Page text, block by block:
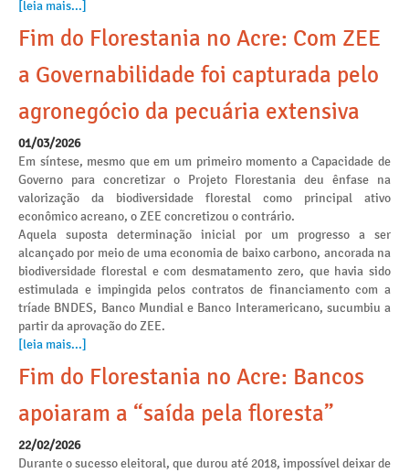
[leia mais...]
Fim do Florestania no Acre: Com ZEE
a Governabilidade foi capturada pelo
agronegócio da pecuária extensiva
01/03/2026
Em síntese, mesmo que em um primeiro momento a Capacidade de
Governo para concretizar o Projeto Florestania deu ênfase na
valorização da biodiversidade florestal como principal ativo
econômico acreano, o ZEE concretizou o contrário.
Aquela suposta determinação inicial por um progresso a ser
alcançado por meio de uma economia de baixo carbono, ancorada na
biodiversidade florestal e com desmatamento zero, que havia sido
estimulada e impingida pelos contratos de financiamento com a
tríade BNDES, Banco Mundial e Banco Interamericano, sucumbiu a
partir da aprovação do ZEE.
[leia mais...]
Fim do Florestania no Acre: Bancos
apoiaram a “saída pela floresta”
22/02/2026
Durante o sucesso eleitoral, que durou até 2018, impossível deixar de